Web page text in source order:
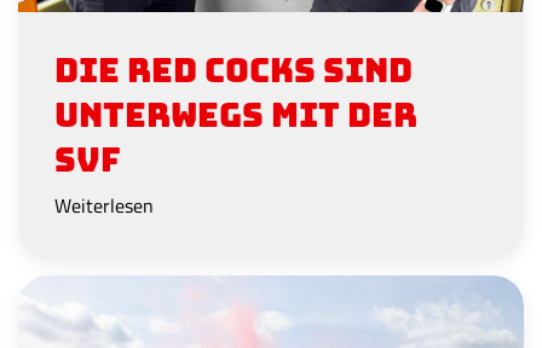
Die Red Cocks sind
unterwegs mit der
SVF
Weiterlesen